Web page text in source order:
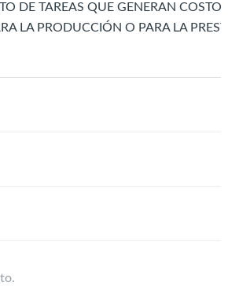
DE TAREAS QUE GENERAN
LA PRODUCCIÓN O PARA LA